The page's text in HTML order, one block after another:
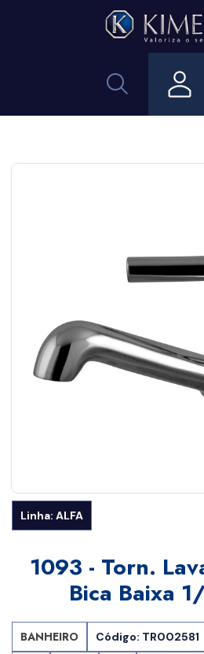
Linha: ALFA
1093 - Torn.
Bica Baixa
BANHEIRO Código: TR002581